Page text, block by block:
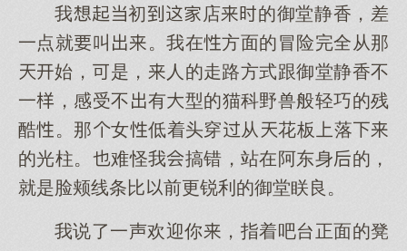
我初店的御堂静香，差
一点就叫。我在方面的冒险完全从那
始，是，人的走路方式跟御堂静香不
一，感受不有型的猫科野兽般轻巧的残
酷。那女低着头穿从花板落
的光柱。难怪我搞错，站在阿东身的，
就是脸颊线条比前更锐利的御堂眹良。
我说了一声欢迎你，指着吧台正面的凳